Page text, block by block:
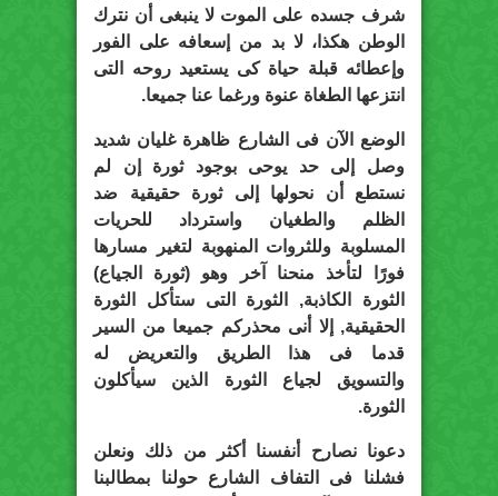
شرف جسده على الموت لا ينبغى أن نترك
الوطن هكذا، لا بد من إسعافه على الفور
وإعطائه قبلة حياة كى يستعيد روحه التى
انتزعها الطغاة عنوة ورغما عنا جميعا.
الوضع الآن فى الشارع ظاهرة غليان شديد
وصل إلى حد يوحى بوجود ثورة إن لم
نستطع أن نحولها إلى ثورة حقيقية ضد
الظلم والطغيان واسترداد للحريات
المسلوبة وللثروات المنهوبة لتغير مسارها
فورًا لتأخذ منحنا آخر وهو (ثورة الجياع)
الثورة الكاذبة, الثورة التى ستأكل الثورة
الحقيقية, إلا أنى محذركم جميعا من السير
قدما فى هذا الطريق والتعريض له
والتسويق لجياع الثورة الذين سيأكلون
الثورة.
دعونا نصارح أنفسنا أكثر من ذلك ونعلن
فشلنا فى التفاف الشارع حولنا بمطالبنا